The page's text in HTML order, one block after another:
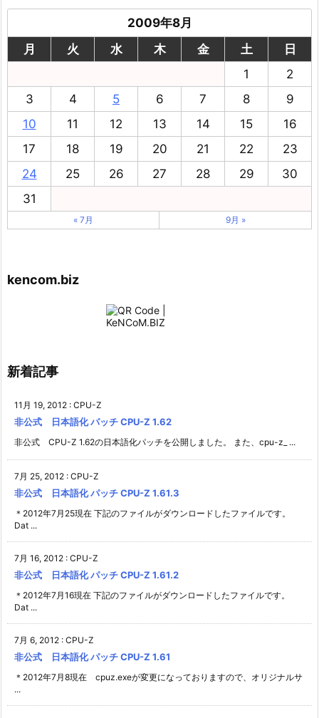
2009年8月
月
火 水 木 金 土
日
1
2
3
4 5 6 7 8
9
10
11 12 13 14 15
16
17
18 19 20 21 22
23
24
25 26 27 28 29
30
31
« 7月 9月 »
kencom.biz
新着記事
11月 19, 2012 : CPU-Z
非公式 日本語化 パッチ CPU-Z 1.62
非公式 CPU-Z 1.62の日本語化パッチを公開しました。 また、cpu-z_ ...
7月 25, 2012 : CPU-Z
非公式 日本語化 パッチ CPU-Z 1.61.3
＊2012年7月25現在 下記のファイルがダウンロードしたファイルです。
Dat ...
7月 16, 2012 : CPU-Z
非公式 日本語化 パッチ CPU-Z 1.61.2
＊2012年7月16現在 下記のファイルがダウンロードしたファイルです。
Dat ...
7月 6, 2012 : CPU-Z
非公式 日本語化 パッチ CPU-Z 1.61
＊2012年7月8現在 cpuz.exeが変更になっておりますので、オリジナルサ
...